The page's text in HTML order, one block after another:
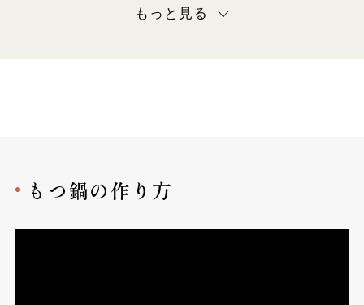
もっと見る
もつ鍋の作り方